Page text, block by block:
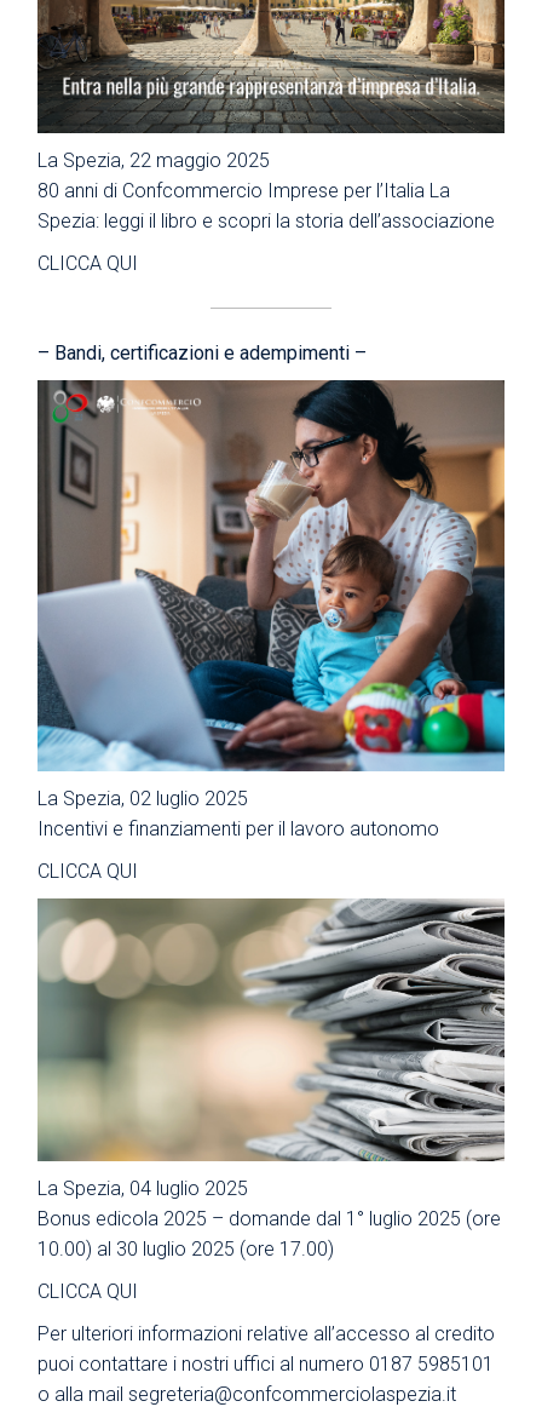
La Spezia, 22 maggio 2025
80 anni di Confcommercio Imprese per l’Italia La
Spezia: leggi il libro e scopri la storia dell’associazione
CLICCA QUI
– Bandi, certificazioni e adempimenti –
La Spezia, 02 luglio 2025
Incentivi e finanziamenti per il lavoro autonomo
CLICCA QUI
La Spezia, 04 luglio 2025
Bonus edicola 2025 – domande dal 1° luglio 2025 (ore
10.00) al 30 luglio 2025 (ore 17.00)
CLICCA QUI
Per ulteriori informazioni relative all’accesso al credito
puoi contattare i nostri uffici al numero 0187 5985101
o alla mailsegreteria@confcommerciolaspezia.it